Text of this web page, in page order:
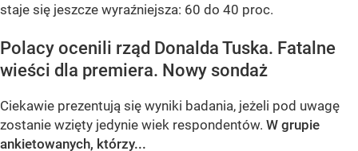
staje się jeszcze wyraźniejsza: 60 do 40 proc.
Polacy ocenili rząd Donalda Tuska. Fatalne
wieści dla premiera. Nowy sondaż
Ciekawie prezentują się wyniki badania, jeżeli pod uwagę
zostanie wzięty jedynie wiek respondentów. W grupie
ankietowanych, którzy...